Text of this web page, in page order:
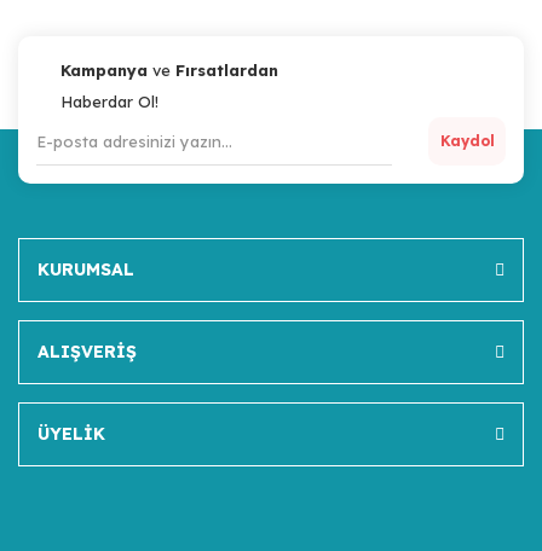
Kampanya ve Fırsatlardan
Haberdar Ol!
Kaydol
KURUMSAL
ALIŞVERİŞ
ÜYELİK